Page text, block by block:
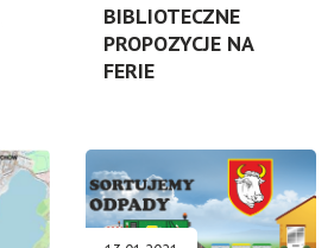
BIBLIOTECZNE
PROPOZYCJE NA
FERIE